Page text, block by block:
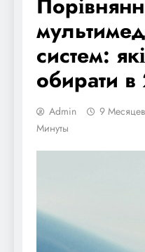
систем:
обирати
Admin 9
Минуты